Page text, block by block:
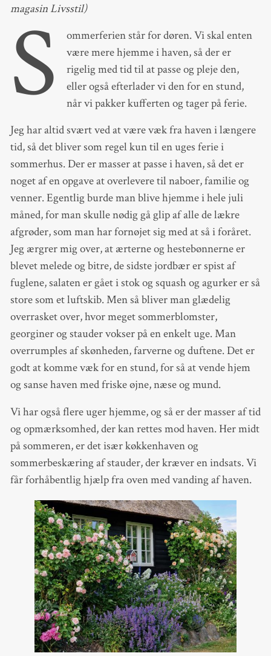
magasin Livsstil)
S
ommerferien står for døren. Vi skal enten
være mere hjemme i haven, så der er
rigelig med tid til at passe og pleje den,
eller også efterlader vi den for en stund,
når vi pakker kufferten og tager på ferie.
Jeg har altid svært ved at være væk fra haven i længere
tid, så det bliver som regel kun til en uges ferie i
sommerhus. Der er masser at passe i haven, så det er
noget af en opgave at overlevere til naboer, familie og
venner. Egentlig burde man blive hjemme i hele juli
måned, for man skulle nødig gå glip af alle de lækre
afgrøder, som man har fornøjet sig med at så i foråret.
Jeg ærgrer mig over, at ærterne og hestebønnerne er
blevet melede og bitre, de sidste jordbær er spist af
fuglene, salaten er gået i stok og squash og agurker er så
store som et luftskib. Men så bliver man glædelig
overrasket over, hvor meget sommerblomster,
georginer og stauder vokser på en enkelt uge. Man
overrumples af skønheden, farverne og duftene. Det er
godt at komme væk for en stund, for så at vende hjem
og sanse haven med friske øjne, næse og mund.
Vi har også flere uger hjemme, og så er der masser af tid
og opmærksomhed, der kan rettes mod haven. Her midt
på sommeren, er det især køkkenhaven og
sommerbeskæring af stauder, der kræver en indsats. Vi
får forhåbentlig hjælp fra oven med vanding af haven.